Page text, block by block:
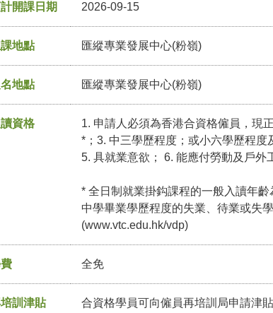
開課日期 2026-09-15
地點 匯縱專業發展中心(粉嶺)
地點 匯縱專業發展中心(粉嶺)
資格
1. 申請人必須為香港合資格僱員，現
*；3. 中三學歷程度；或小六學歷程度
5. 具就業意欲； 6. 能應付勞動及戶外
* 全日制就業掛鈎課程的一般入讀年
中學畢業學歷程度的失業、待業或失
(www.vtc.edu.hk/vdp)
全免
訓津貼
合資格學員可向僱員再培訓局申請津貼